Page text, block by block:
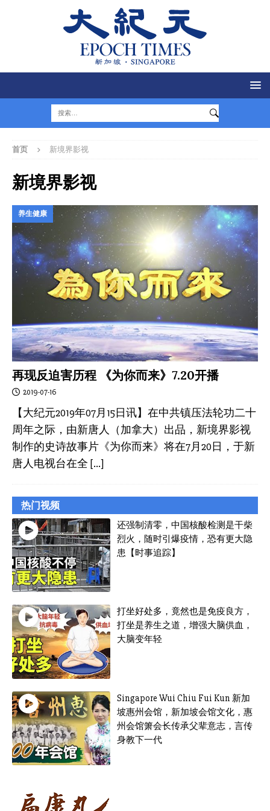
首页 新境界影视
新境界影视
养生健康
再现反迫害历程 《为你而来》7.20开播
2019-07-16
【大纪元2019年07月15日讯】在中共镇压法轮功二十
周年之际，由新唐人（加拿大）出品，新境界影视
制作的史诗故事片《为你而来》将在7月20日，于新
唐人电视台在全 […]
热门视频
还强制清零，中国核酸检测是干柴
烈火，随时引爆疫情，恐有更大隐
患【时事追踪】
打坐好处多，竟然也是免疫良方，
打坐是养生之道，增强大脑供血，
大脑变年轻
Singapore Wui Chiu Fui Kun 新加
坡惠州会馆，新加坡会馆文化，惠
州会馆箫会长传承父辈意志，言传
身教下一代